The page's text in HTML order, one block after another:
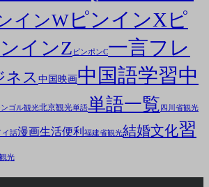
インWピンインXピ
インZ ピンポンC一言フレ
ネス 中国映画中国語学習中
ゴル観光北京観光単語単語一覧 四川省観光
イ話漫画生活便利 福建省観光結婚文化習
光